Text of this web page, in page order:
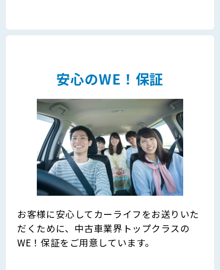
安心のWE！保証
お客様に安心してカーライフをお送りいた
だくために、中古車業界トップクラスの
WE！保証をご用意しています。